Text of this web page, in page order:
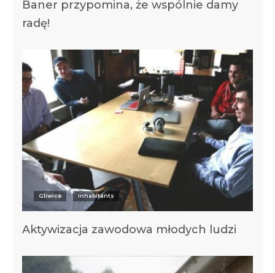
Baner przypomina, że wspólnie damy
radę!
Gliwice Inhabitants
Aktywizacja zawodowa młodych ludzi